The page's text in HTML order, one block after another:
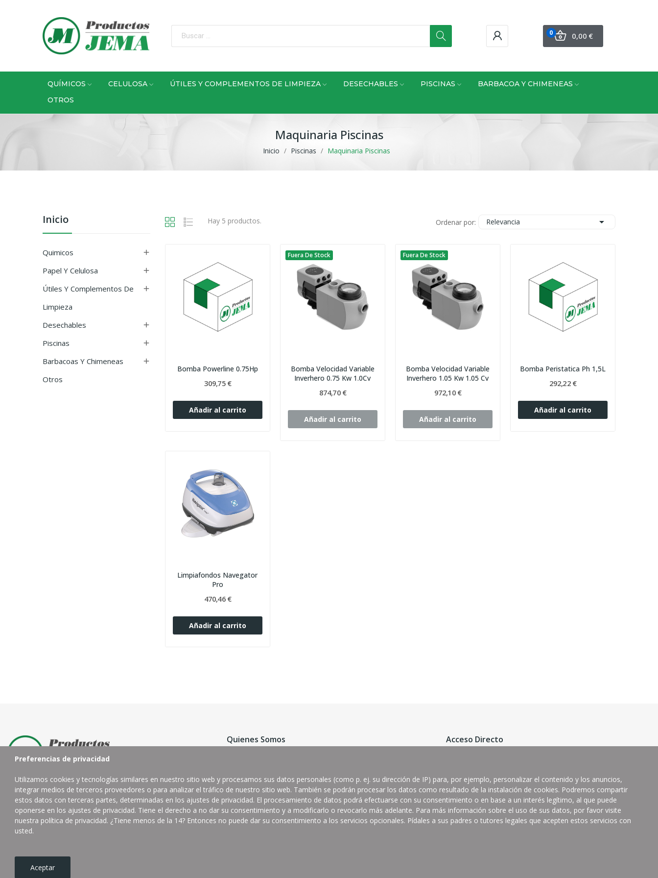
0,00 €
0
QUÍMICOS CELULOSA ÚTILES Y COMPLEMENTOS DE LIMPIEZA DESECHABLES PISCINAS
BARBACOA Y CHIMENEAS
OTROS
Maquinaria Piscinas
Inicio Piscinas Maquinaria Piscinas
Inicio
Quimicos 
Papel Y Celulosa 
Útiles Y Complementos De
Limpieza

Desechables 
Piscinas 
Barbacoas Y Chimeneas 
Otros
Hay 5 productos. Ordenar por: Relevancia 
Bomba Powerline 0.75Hp
309,75 €
Añadir al carrito
Fuera De Stock
Bomba Velocidad Variable
Inverhero 0.75 Kw 1.0Cv
874,70 €
Añadir al carrito
Fuera De Stock
Bomba Velocidad Variable
Inverhero 1.05 Kw 1.05 Cv
972,10 €
Añadir al carrito
Bomba Peristatica Ph 1,5L
292,22 €
Añadir al carrito
Limpiafondos Navegator
Pro
470,46 €
Añadir al carrito
Distribuidor de productos de limpieza profesional.
Contacta con nosotros
Quienes Somos
Condiciones de compra
Contactar
Acceso Directo
Ofertas
Novedades
Más Vendidos
Preferencias de privacidad
Utilizamos cookies y tecnologías similares en nuestro sitio web y procesamos sus datos personales (como p. ej. su dirección de IP) para, por ejemplo, personalizar el contenido y los anuncios,
integrar medios de terceros proveedores o para analizar el tráfico de nuestro sitio web. También se podrán procesar los datos como resultado de la instalación de cookies. Podremos compartir
estos datos con terceras partes, determinadas en los ajustes de privacidad. El procesamiento de datos podrá efectuarse con su consentimiento o en base a un interés legítimo, al que puede
oponerse en los ajustes de privacidad. Tiene el derecho a no dar su consentimiento y a modificarlo o revocarlo más adelante. Para más información sobre el uso de sus datos, por favor visite
nuestra política de privacidad. ¿Tiene menos de la 14? Entonces no puede dar su consentimiento a los servicios opcionales. Pídales a sus padres o tutores legales que acepten estos servicios con
usted.
Aceptar